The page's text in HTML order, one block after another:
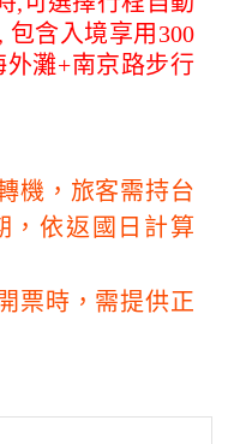
包含入境享用300
灘+南京路步行
機，旅客需持台
，依返國日計算
票時，需提供正